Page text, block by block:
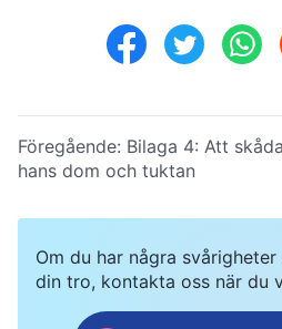
Föregående: Bilaga 4: Att
hans dom och tuktan
Om du har några
din tro, kontakta oss när du